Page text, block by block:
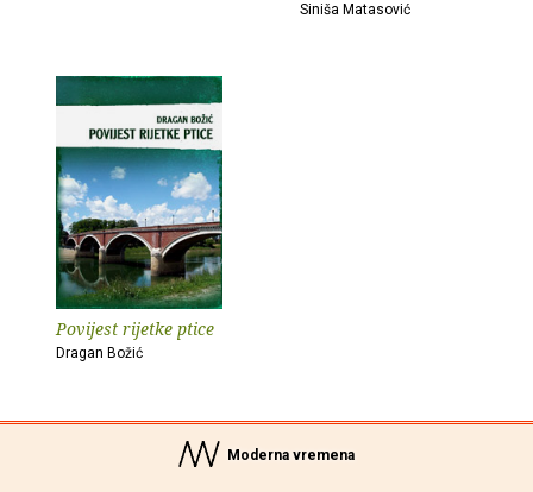
Siniša Matasović
Povijest rijetke ptice
Dragan Božić
Moderna vremena